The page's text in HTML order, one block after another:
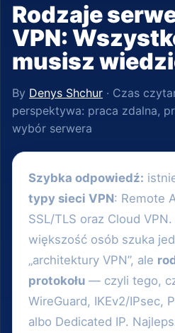
Rodzaje
VPN:
musisz
By Denys Shchur · Czas
perspektywa: praca zdalna,
wybór serwera
Szybka odpowiedź:
typy sieci VPN: Remote
SSL/TLS oraz Cloud
większość osób szuka
„architektury VPN”, ale
protokołu — czyli tego,
WireGuard, IKEv2/IPsec,
albo Dedicated IP.